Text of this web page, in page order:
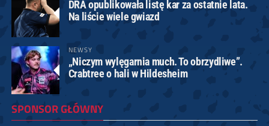
DRA opublikowała listę kar za ostatnie lata.
Na liście wiele gwiazd
NEWSY
„Niczym wylęgarnia much. To obrzydliwe”.
Crabtree o hali w Hildesheim
SPONSOR GŁÓWNY